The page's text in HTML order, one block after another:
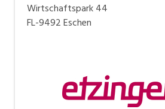
Wirtschaftspark 44
FL-9492 Eschen